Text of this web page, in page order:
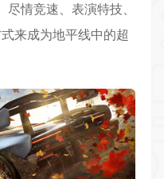
情竞速、表演特技、
来成为地平线中的超